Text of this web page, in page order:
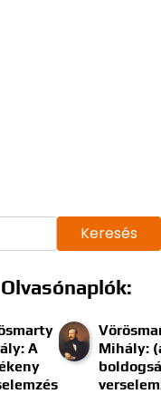
Keresés
A
Mihály: